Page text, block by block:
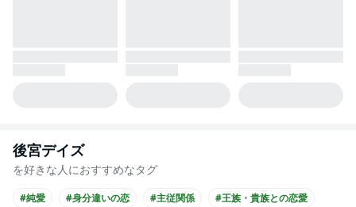
後宮デイズ
を好きな人におすすめなタグ
#純愛 #身分違いの恋 #主従関係
#王族・貴族との恋愛